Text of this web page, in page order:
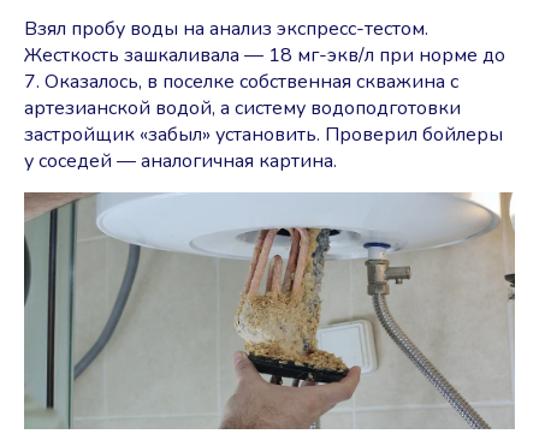
Взял пробу воды на анализ экспресс-тестом.
Жесткость зашкаливала — 18 мг-экв/л при норме до
7. Оказалось, в поселке собственная скважина с
артезианской водой, а систему водоподготовки
застройщик «забыл» установить. Проверил бойлеры
у соседей — аналогичная картина.